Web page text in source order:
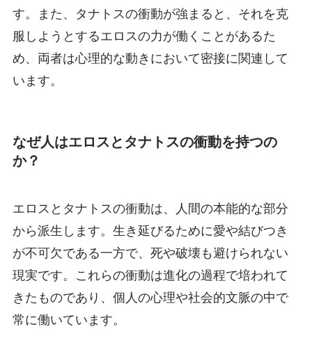
す。また、タナトスの衝動が強まると、それを克
服しようとするエロスの力が働くことがあるた
め、両者は心理的な動きにおいて密接に関連して
います。
なぜ人はエロスとタナトスの衝動を持つの
か？
エロスとタナトスの衝動は、人間の本能的な部分
から派生します。生き延びるために愛や結びつき
が不可欠である一方で、死や破壊も避けられない
現実です。これらの衝動は進化の過程で培われて
きたものであり、個人の心理や社会的文脈の中で
常に働いています。